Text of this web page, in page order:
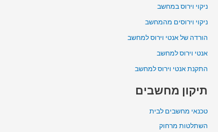
ניקוי וירוס במחשב
ניקוי וירוסים מהמחשב
הורדה של אנטי וירוס למחשב
אנטי וירוס למחשב
התקנת אנטי וירוס למחשב
תיקון מחשבים
טכנאי מחשבים לבית
השתלטות מרחוק